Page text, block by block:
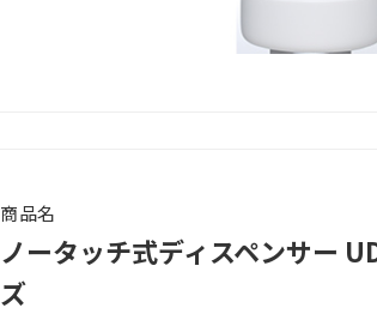
商品名
ノータッチ式ディスペンサー
ズ